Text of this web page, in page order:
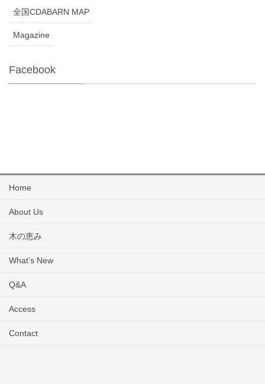
全国CDABARN MAP
Magazine
Facebook
Home
About Us
木の恵み
What’s New
Q&A
Access
Contact